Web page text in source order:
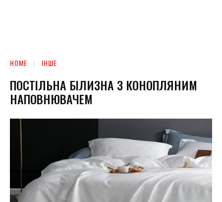
HOME ІНШЕ
ПОСТІЛЬНА БІЛИЗНА З КОНОПЛЯНИМ
НАПОВНЮВАЧЕМ